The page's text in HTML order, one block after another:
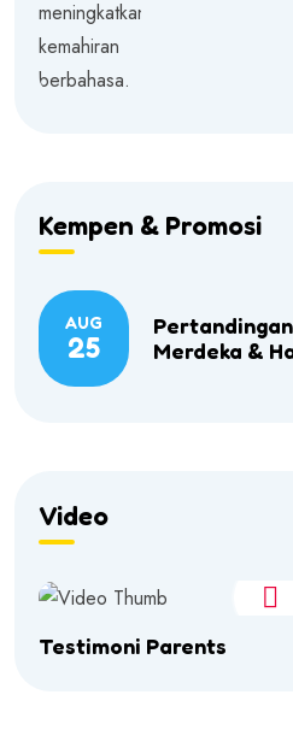
Kempen & Promosi
AUG
25
Merdeka &
Video
Testimoni Parents